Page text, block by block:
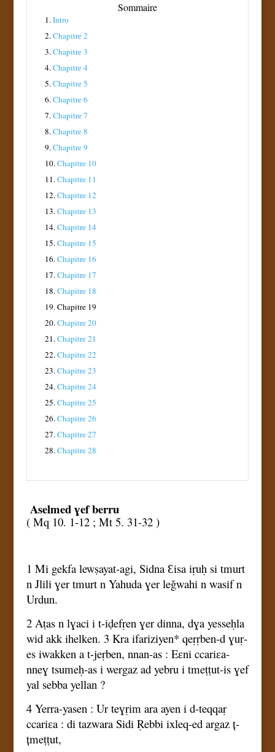
Sommaire
1.Intro
2.Chapitre 2
3.Chapitre 3
4.Chapitre 4
5.Chapitre 5
6.Chapitre 6
7.Chapitre 7
8.Chapitre 8
9.Chapitre 9
10.Chapitre 10
11.Chapitre 11
12.Chapitre 12
13.Chapitre 13
14.Chapitre 14
15.Chapitre 15
16.Chapitre 16
17.Chapitre 17
18.Chapitre 18
19.Chapitre 19
20.Chapitre 20
21.Chapitre 21
22.Chapitre 22
23.Chapitre 23
24.Chapitre 24
25.Chapitre 25
26.Chapitre 26
27.Chapitre 27
28.Chapitre 28
Aselmed ɣef berru
( Mq 10. 1-12 ; Mt 5. 31-32 )
1 Mi gekfa lewṣayat-agi, Sidna Ɛisa iṛuḥ si tmurt
n Jlili ɣer tmurt n Yahuda ɣer leǧwahi n wasif n
Urdun.
2 Aṭas n lɣaci i t-iḍefṛen ɣer dinna, dɣa yesseḥla
wid akk ihelken. 3 Kra ifariziyen* qeṛṛben-d ɣuṛ-
es iwakken a t-jeṛben, nnan-as : Eɛni ccariɛa-
nneɣ tsumeḥ-as i wergaz ad yebru i tmeṭṭut-is ɣef
yal sebba yellan ?
4 Yerra-yasen : Ur teɣṛim ara ayen i d-teqqaṛ
ccariɛa : di tazwara Sidi Ṛebbi ixleq-ed argaz ț-
țmeṭṭut,